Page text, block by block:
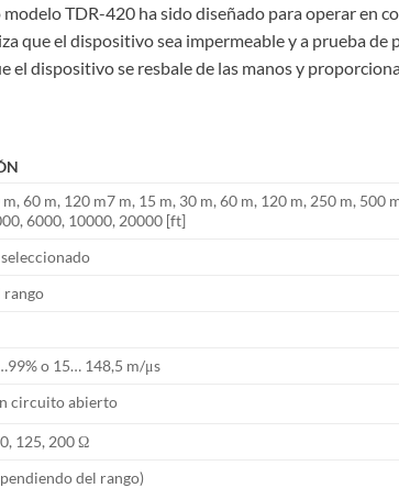
TDR-420 ha sido diseñado para operar en
que el dispositivo sea impermeable y a prueba de
el dispositivo se resbale de las manos y
60 m, 120 m7 m, 15 m, 30 m, 60 m, 120 m, 250 m, 500
6000, 10000, 20000 [ft]
rango
o 15… 148,5 m/μs
circuito abierto
125, 200 Ω
del rango)